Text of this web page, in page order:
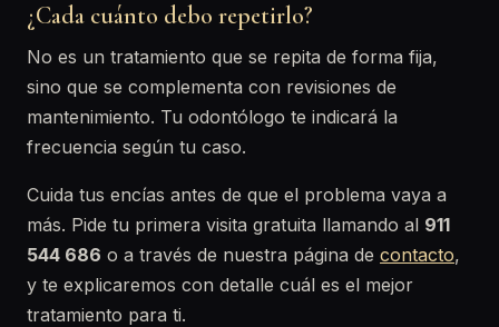
¿Cada cuánto debo repetirlo?
No es un tratamiento que se repita de forma fija,
sino que se complementa con revisiones de
mantenimiento. Tu odontólogo te indicará la
frecuencia según tu caso.
Cuida tus encías antes de que el problema vaya a
más. Pide tu primera visita gratuita llamando al 911
544 686 o a través de nuestra página de contacto,
y te explicaremos con detalle cuál es el mejor
tratamiento para ti.